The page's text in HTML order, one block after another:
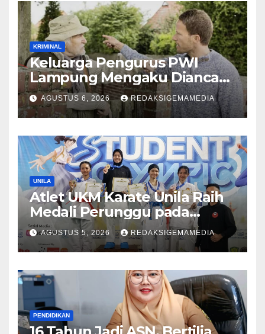
KRIMINAL
Keluarga Pengurus PWI
Lampung Mengaku Diancam
Tetangga, Terpaksa
Mengungsi Dini Hari
AGUSTUS 6, 2026 REDAKSIGEMAMEDIA
UNILA
Atlet UKM Karate Unila Raih
Medali Perunggu pada
Lampung Student Olympic
AGUSTUS 5, 2026 REDAKSIGEMAMEDIA
PENDIDIKAN